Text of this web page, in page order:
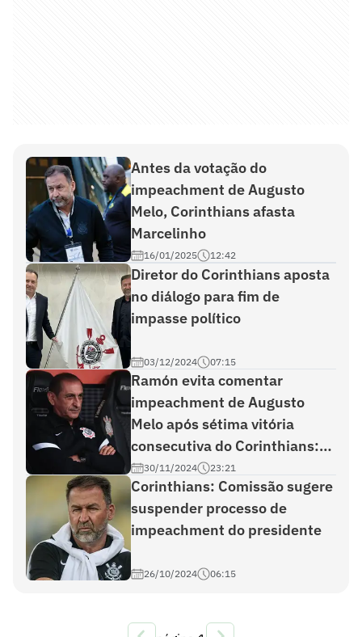
Antes da votação do
impeachment de Augusto
Melo, Corinthians afasta
Marcelinho
16/01/2025 12:42
Diretor do Corinthians aposta
no diálogo para fim de
impasse político
03/12/2024 07:15
Ramón evita comentar
impeachment de Augusto
Melo após sétima vitória
consecutiva do Corinthians:
'Situação difícil'
30/11/2024 23:21
Corinthians: Comissão sugere
suspender processo de
impeachment do presidente
26/10/2024 06:15